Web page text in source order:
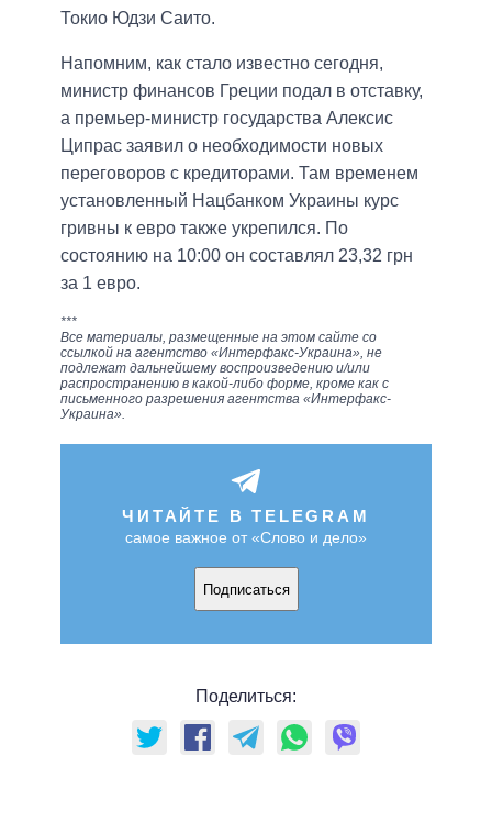
Токио Юдзи Саито.
Напомним, как стало известно сегодня,
министр финансов Греции подал в отставку,
а премьер-министр государства Алексис
Ципрас заявил о необходимости новых
переговоров с кредиторами. Там временем
установленный Нацбанком Украины курс
гривны к евро также укрепился. По
состоянию на 10:00 он составлял 23,32 грн
за 1 евро.
***
Все материалы, размещенные на этом сайте со
ссылкой на агентство «Интерфакс-Украина», не
подлежат дальнейшему воспроизведению и/или
распространению в какой-либо форме, кроме как с
письменного разрешения агентства «Интерфакс-
Украина».
ЧИТАЙТЕ В TELEGRAM
самое важное от «Слово и дело»
Подписаться
Поделиться: